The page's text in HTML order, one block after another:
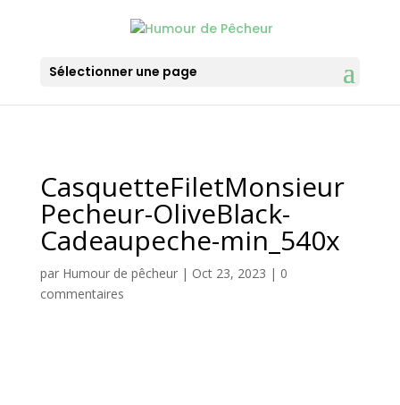
Sélectionner une page
CasquetteFiletMonsieur
Pecheur-OliveBlack-
Cadeaupeche-min_540x
par Humour de pêcheur| Oct 23, 2023 | 0
commentaires